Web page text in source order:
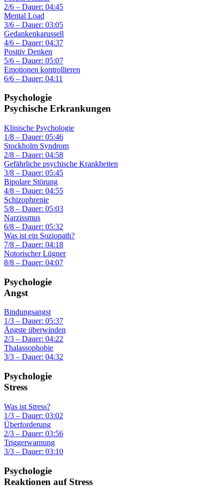
2/6 – Dauer: 04:45
Mental Load
3/6 – Dauer: 03:05
Gedankenkarussell
4/6 – Dauer: 04:37
Positiv Denken
5/6 – Dauer: 05:07
Emotionen kontrollieren
6/6 – Dauer: 04:11
Psychologie
Psychische Erkrankungen
Klinische Psychologie
1/8 – Dauer: 05:46
Stockholm Syndrom
2/8 – Dauer: 04:58
Gefährliche psychische Krankheiten
3/8 – Dauer: 05:45
Bipolare Störung
4/8 – Dauer: 04:55
Schizophrenie
5/8 – Dauer: 05:03
Narzissmus
6/8 – Dauer: 05:32
Was ist ein Soziopath?
7/8 – Dauer: 04:18
Notorischer Lügner
8/8 – Dauer: 04:07
Psychologie
Angst
Bindungsangst
1/3 – Dauer: 05:37
Ängste überwinden
2/3 – Dauer: 04:22
Thalassophobie
3/3 – Dauer: 04:32
Psychologie
Stress
Was ist Stress?
1/3 – Dauer: 03:02
Überforderung
2/3 – Dauer: 03:56
Triggerwarnung
3/3 – Dauer: 03:10
Psychologie
Reaktionen auf Stress